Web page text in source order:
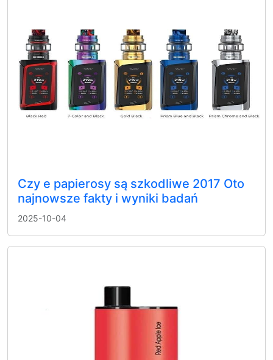
Czy e papierosy są szkodliwe 2017 Oto
najnowsze fakty i wyniki badań
2025-10-04